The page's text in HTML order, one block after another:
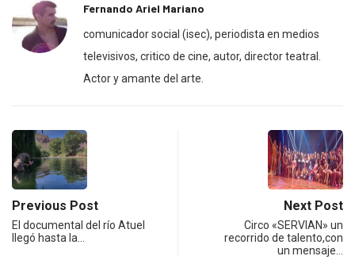
Fernando Ariel Mariano
comunicador social (isec), periodista en medios
televisivos, critico de cine, autor, director teatral.
Actor y amante del arte.
Previous Post
El documental del río Atuel
llegó hasta la…
Next Post
Circo «SERVIAN» un
recorrido de talento,con
un mensaje…